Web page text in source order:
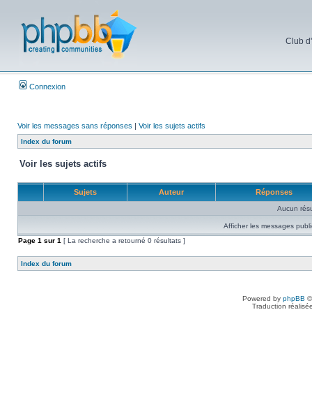
Club
Connexion
Voir les messages sans réponses | Voir les sujets actifs
Index du forum
Voir les sujets actifs
Sujets Auteur Réponses
Aucun
Afficher les messages
Page 1 sur 1 [ La recherche a retourné 0 résultats ]
Index du forum
Powered by phpBB
Traduction